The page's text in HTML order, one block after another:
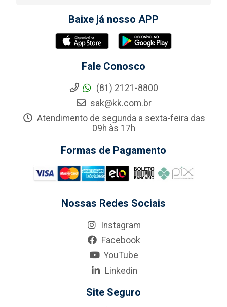
Baixe já nosso APP
Fale Conosco
(81) 2121-8800
sak@kk.com.br
Atendimento de segunda a sexta-feira das
09h às 17h
Formas de Pagamento
Nossas Redes Sociais
Instagram
Facebook
YouTube
Linkedin
Site Seguro